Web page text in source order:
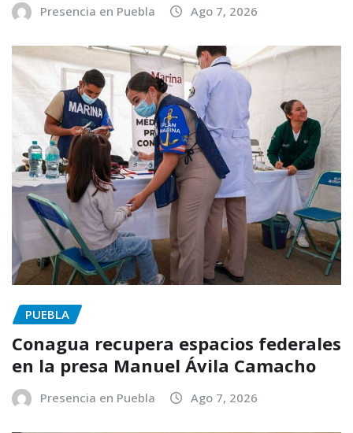
Presencia en Puebla Ago 7, 2026
PUEBLA
Conagua recupera espacios federales
en la presa Manuel Ávila Camacho
Presencia en Puebla Ago 7, 2026